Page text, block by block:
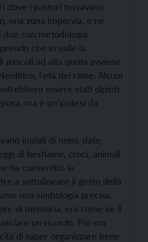
dove i pastori trovavano
una zona impervia, e ne
due con metodologia
che in valle la
pascoli ad alta quota avviene
l'età del rame. Alcuni
essere stati dipinti
ma è un'ipotesi da
iniziali di nomi, date,
di bestiame, croci, animali
ha consentito la
a sottolineare il gesto della
una simbologia precisa.
di memoria, era come se il
un ricordo. Poi era
di saper organizzare bene